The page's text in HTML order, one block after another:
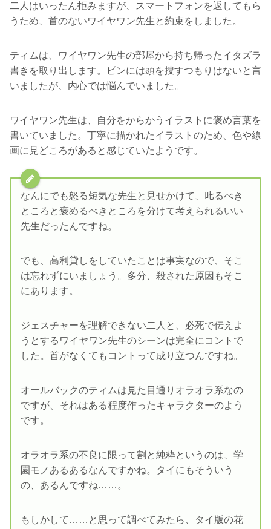
二人はいったん拒みますが、スマートフォンを返してもら
うため、首のないワイヤワン先生と約束をしました。
ティムは、ワイヤワン先生の部屋から持ち帰ったイタズラ
書きを取り出します。ピンには頭を捜すつもりはないと言
いましたが、内心では悩んでいました。
ワイヤワン先生は、自分をからかうイラストに褒め言葉を
書いていました。丁寧に描かれたイラストのため、色や線
画に見どころがあると感じていたようです。
なんにでも怒る短気な先生と見せかけて、𠮟るべき
ところと褒めるべきところを分けて考えられるいい
先生だったんですね。
でも、高利貸しをしていたことは事実なので、そこ
は忘れずにいましょう。多分、殺された原因もそこ
にあります。
ジェスチャーを理解できない二人と、必死で伝えよ
うとするワイヤワン先生のシーンは完全にコントで
した。首がなくてもコントって成り立つんですね。
オールバックのティムは見た目通りオラオラ系なの
ですが、それはある程度作ったキャラクターのよう
です。
オラオラ系の不良に限って割と純粋というのは、学
園モノあるあるなんですかね。タイにもそういう
の、あるんですね……。
もしかして……と思って調べてみたら、タイ版の花